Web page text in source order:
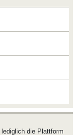
lediglich die Plattform